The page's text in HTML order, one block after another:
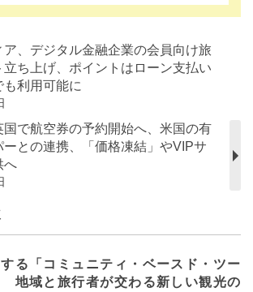
ア、デジタル金融企業の会員向け旅
ち上げ、ポイントはローン支払い
利用可能に
国で航空券の予約開始へ、米国の有
ーとの連携、「価格凍結」やVIPサ
へ
る「コミュニティ・ベースド・ツー
地域と旅行者が交わる新しい観光の